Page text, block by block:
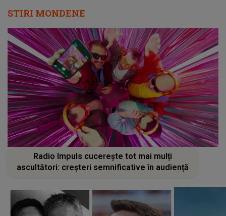
STIRI MONDENE
Radio Impuls cucerește tot mai mulți
ascultători: creșteri semnificative în audiență